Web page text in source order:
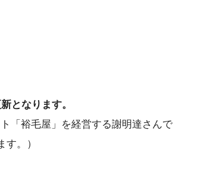
となります。
「裕毛屋」を経営する謝明達さんで
。）